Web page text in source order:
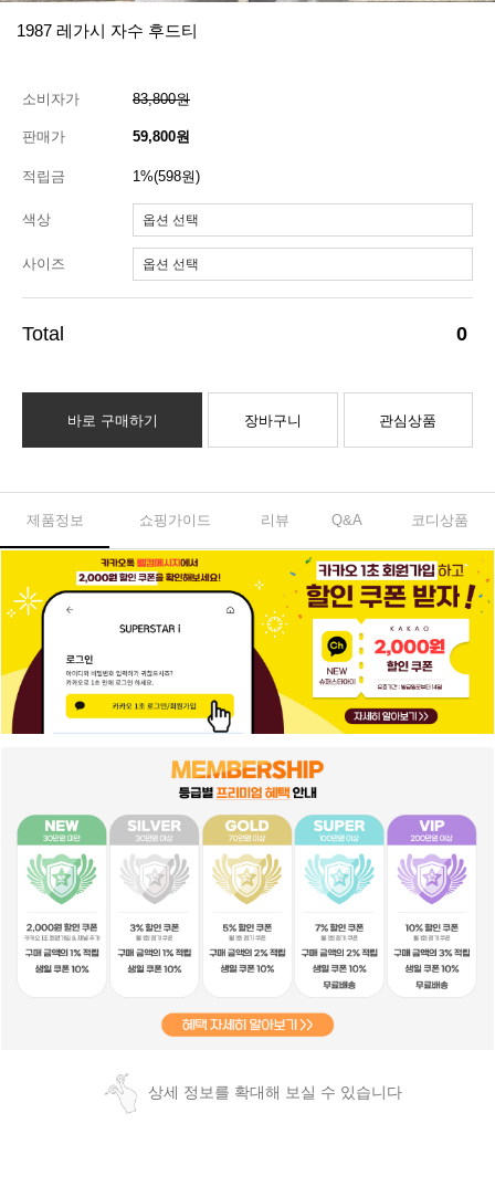
1987 레가시 자수 후드티
소비자가 83,800원
판매가 59,800원
적립금 1%(598원)
색상
사이즈
0
바로 구매하기 장바구니 관심상품
제품정보 쇼핑가이드 리뷰 Q&A 코디상품
상세 정보를 확대해 보실 수 있습니다